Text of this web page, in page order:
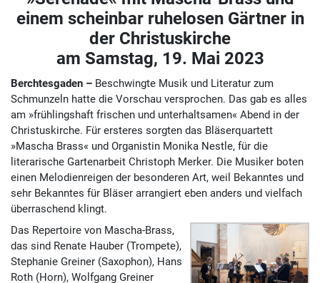
einem scheinbar ruhelosen Gärtner in
der Christuskirche
am Samstag, 19. Mai 2023
Berchtesgaden – Beschwingte Musik und Literatur zum
Schmunzeln hatte die Vorschau versprochen. Das gab es alles
am »frühlingshaft frischen und unterhaltsamen« Abend in der
Christuskirche. Für ersteres sorgten das Bläserquartett
»Mascha Brass« und Organistin Monika Nestle, für die
literarische Gartenarbeit Christoph Merker. Die Musiker boten
einen Melodienreigen der besonderen Art, weil Bekanntes und
sehr Bekanntes für Bläser arrangiert eben anders und vielfach
überraschend klingt.
Das Repertoire von Mascha-Brass,
das sind Renate Hauber (Trompete),
Stephanie Greiner (Saxophon), Hans
Roth (Horn), Wolfgang Greiner